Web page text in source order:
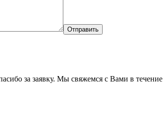
за заявку. Мы свяжемся с Вами в